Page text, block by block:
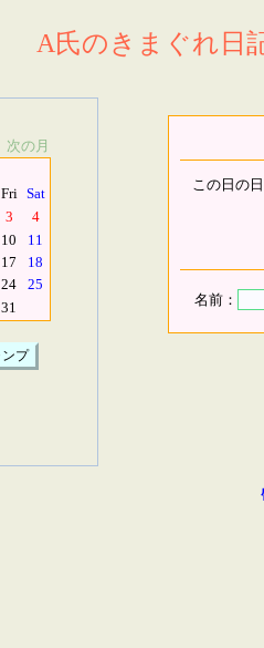
A氏のきまぐれ日
次の月
Fri Sat
3
4
10
11
17
18
24
25
31
この日の
名前：